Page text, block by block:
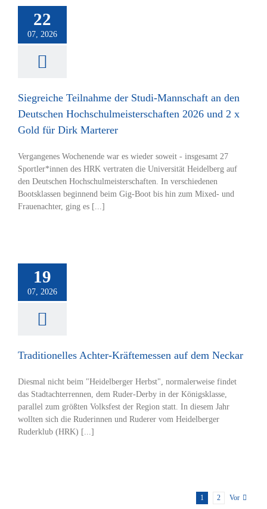
22
07, 2026
Deutschen
2 x Gold für
Siegreiche Teilnahme der Studi-Mannschaft an den
Deutschen Hochschulmeisterschaften 2026 und 2 x
Gold für Dirk Marterer
Vergangenes Wochenende war es wieder soweit - insgesamt 27
Sportler*innen des HRK vertraten die Universität Heidelberg auf
den Deutschen Hochschulmeisterschaften. In verschiedenen
Bootsklassen beginnend beim Gig-Boot bis hin zum Mixed- und
Frauenachter, ging es [...]
19
07, 2026
auf dem
Rudern
Traditionelles Achter-Kräftemessen auf dem Neckar
Diesmal nicht beim "Heidelberger Herbst", normalerweise findet
das Stadtachterrennen, dem Ruder-Derby in der Königsklasse,
parallel zum größten Volksfest der Region statt. In diesem Jahr
wollten sich die Ruderinnen und Ruderer vom Heidelberger
Ruderklub (HRK) [...]
1 2 Vor